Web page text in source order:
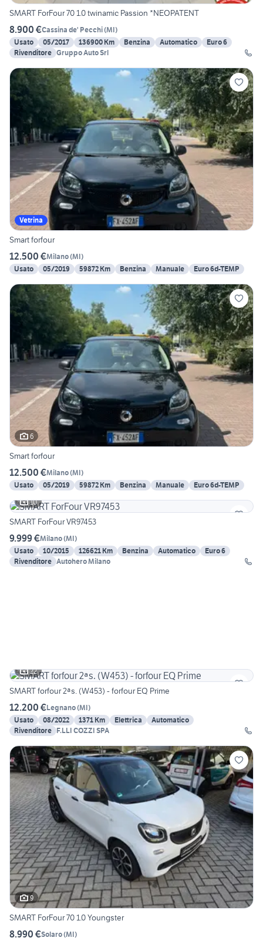
SMART ForFour 70 1.0 twinamic Passion *NEOPATENT
8.900 €Cassina de' Pecchi(MI)
Usato
05/2017 136900 Km Benzina Automatico
Euro 6
Rivenditore Gruppo Auto Srl
Vetrina
Smart forfour
12.500 €Milano(MI)
Usato
05/2019 59872 Km Benzina Manuale Euro 6d-TEMP
6
Smart forfour
12.500 €Milano(MI)
Usato
05/2019 59872 Km Benzina Manuale
Euro 6d-TEMP
10
SMART ForFour VR97453
9.999 €Milano(MI)
Usato
10/2015 126621 Km Benzina Automatico
Euro 6
Rivenditore Autohero Milano
22
SMART forfour 2ªs. (W453) - forfour EQ Prime
12.200 €Legnano(MI)
Usato
08/2022 1371 Km Elettrica
Automatico
Rivenditore F.LLI COZZI SPA
9
SMART ForFour 70 1.0 Youngster
8.990 €Solaro(MI)